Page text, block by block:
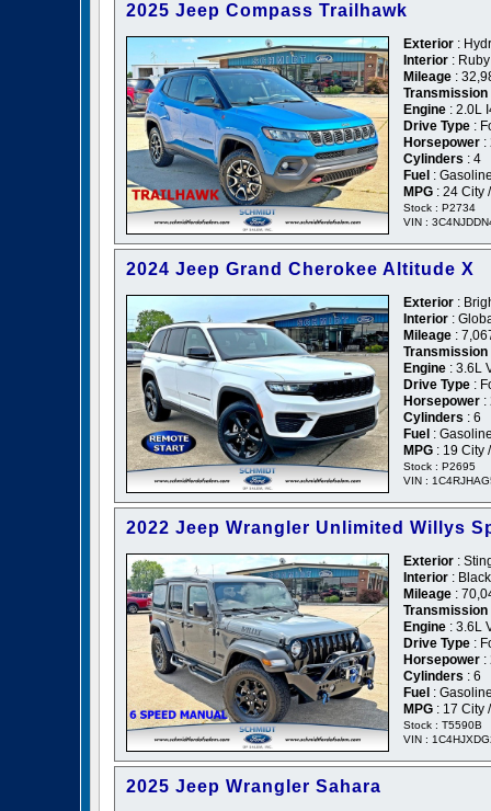
2025 Jeep Compass Trailhawk
Exterior :
Interior :
Mileage :
Transmission
Engine : 2.0L
Drive Type :
Horsepower :
Cylinders : 4
Fuel :
MPG : 24 City
Stock : P2734
VIN :
2024 Jeep Grand Cherokee Altitude X
Exterior :
Interior :
Mileage :
Transmission
Engine : 3.6L
Drive Type :
Horsepower :
Cylinders : 6
Fuel :
MPG : 19 City
Stock : P2695
VIN :
2022 Jeep Wrangler Unlimited Willys
Exterior :
Interior :
Mileage :
Transmission
Engine : 3.6L
Drive Type :
Horsepower :
Cylinders : 6
Fuel :
MPG : 17 City
Stock : T5590B
VIN :
2025 Jeep Wrangler Sahara